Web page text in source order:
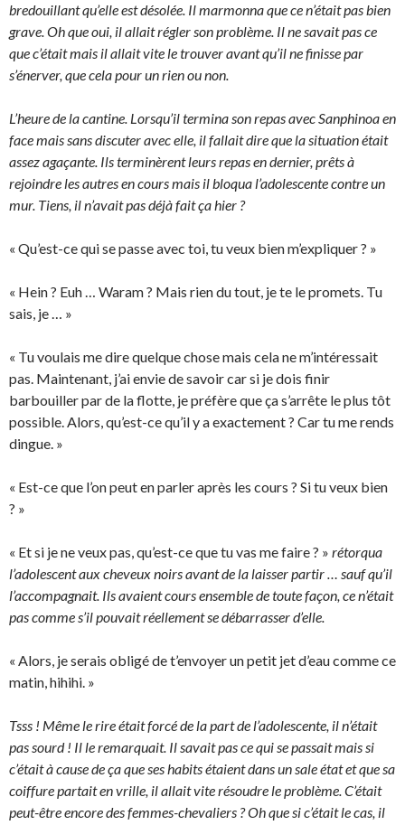
bredouillant qu’elle est désolée. Il marmonna que ce n’était pas bien
grave. Oh que oui, il allait régler son problème. Il ne savait pas ce
que c’était mais il allait vite le trouver avant qu’il ne finisse par
s’énerver, que cela pour un rien ou non.
L’heure de la cantine. Lorsqu’il termina son repas avec Sanphinoa en
face mais sans discuter avec elle, il fallait dire que la situation était
assez agaçante. Ils terminèrent leurs repas en dernier, prêts à
rejoindre les autres en cours mais il bloqua l’adolescente contre un
mur. Tiens, il n’avait pas déjà fait ça hier ?
« Qu’est-ce qui se passe avec toi, tu veux bien m’expliquer ? »
« Hein ? Euh … Waram ? Mais rien du tout, je te le promets. Tu
sais, je … »
« Tu voulais me dire quelque chose mais cela ne m’intéressait
pas. Maintenant, j’ai envie de savoir car si je dois finir
barbouiller par de la flotte, je préfère que ça s’arrête le plus tôt
possible. Alors, qu’est-ce qu’il y a exactement ? Car tu me rends
dingue. »
« Est-ce que l’on peut en parler après les cours ? Si tu veux bien
? »
« Et si je ne veux pas, qu’est-ce que tu vas me faire ? » rétorqua
l’adolescent aux cheveux noirs avant de la laisser partir … sauf qu’il
l’accompagnait. Ils avaient cours ensemble de toute façon, ce n’était
pas comme s’il pouvait réellement se débarrasser d’elle.
« Alors, je serais obligé de t’envoyer un petit jet d’eau comme ce
matin, hihihi. »
Tsss ! Même le rire était forcé de la part de l’adolescente, il n’était
pas sourd ! Il le remarquait. Il savait pas ce qui se passait mais si
c’était à cause de ça que ses habits étaient dans un sale état et que sa
coiffure partait en vrille, il allait vite résoudre le problème. C’était
peut-être encore des femmes-chevaliers ? Oh que si c’était le cas, il